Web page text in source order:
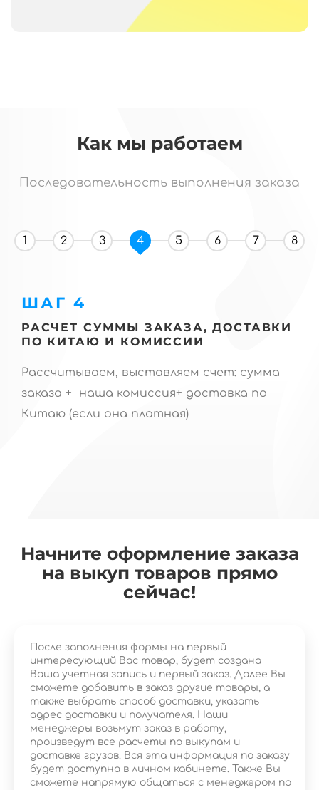
Как мы работаем
Последовательность выполнения заказа
1 2 3 4 5 6 7 8
ШАГ 4
РАСЧЕТ СУММЫ ЗАКАЗА, ДОСТАВКИ
ПО КИТАЮ И КОМИССИИ
Рассчитываем, выставляем счет: сумма
заказа + наша комиссия+ доставка по
Китаю (если она платная)
Начните оформление заказа
на выкуп товаров прямо
сейчас!
После заполнения формы на первый
интересующий Вас товар, будет создана
Ваша учетная запись и первый заказ. Далее Вы
сможете добавить в заказ другие товары, а
также выбрать способ доставки, указать
адрес доставки и получателя. Наши
менеджеры возьмут заказ в работу,
произведут все расчеты по выкупам и
доставке грузов. Вся эта информация по заказу
будет доступна в личном кабинете. Также Вы
сможете напрямую общаться с менеджером по